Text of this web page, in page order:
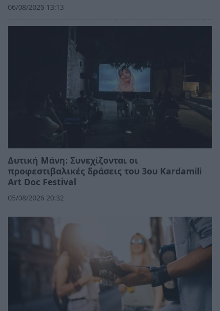
06/08/2026 13:13
Δυτική Μάνη: Συνεχίζονται οι
προφεστιβαλικές δράσεις του 3ου Kardamili
Art Doc Festival
05/08/2026 20:32